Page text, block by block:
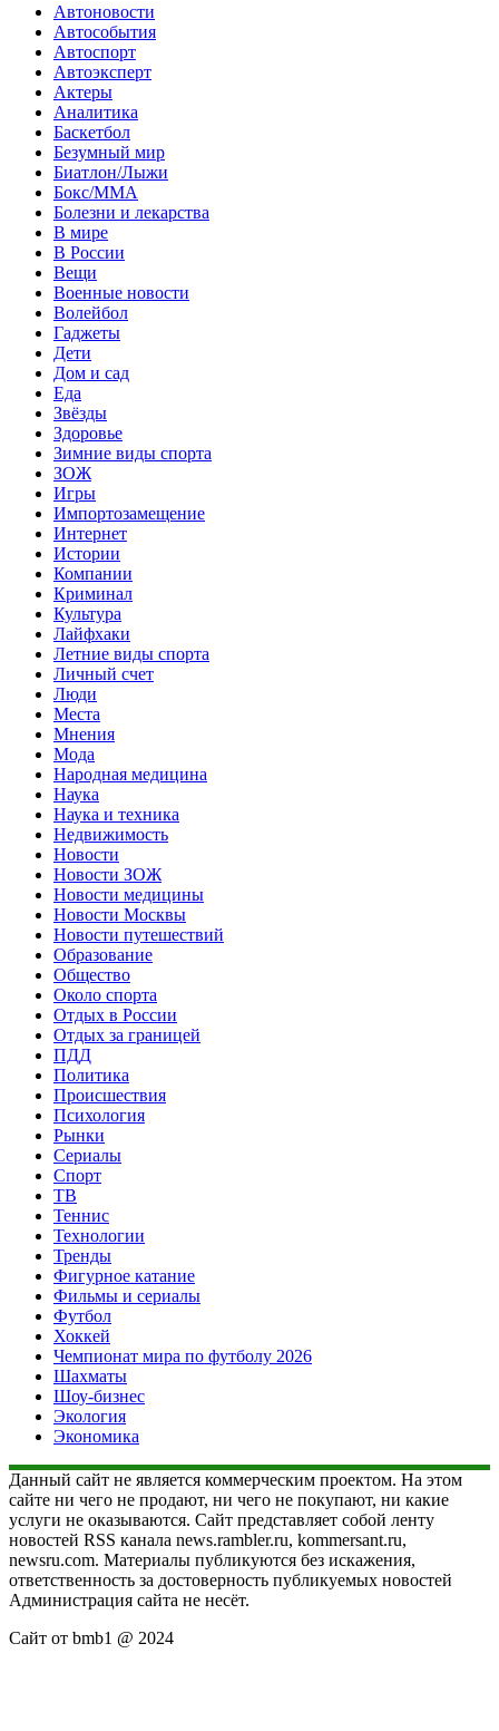
Автоновости
Автособытия
Автоспорт
Автоэксперт
Актеры
Аналитика
Баскетбол
Безумный мир
Биатлон/Лыжи
Бокс/MMA
Болезни и лекарства
В мире
В России
Вещи
Военные новости
Волейбол
Гаджеты
Дети
Дом и сад
Еда
Звёзды
Здоровье
Зимние виды спорта
ЗОЖ
Игры
Импортозамещение
Интернет
Истории
Компании
Криминал
Культура
Лайфхаки
Летние виды спорта
Личный счет
Люди
Места
Мнения
Мода
Народная медицина
Наука
Наука и техника
Недвижимость
Новости
Новости ЗОЖ
Новости медицины
Новости Москвы
Новости путешествий
Образование
Общество
Около спорта
Отдых в России
Отдых за границей
ПДД
Политика
Происшествия
Психология
Рынки
Сериалы
Спорт
ТВ
Теннис
Технологии
Тренды
Фигурное катание
Фильмы и сериалы
Футбол
Хоккей
Чемпионат мира по футболу 2026
Шахматы
Шоу-бизнес
Экология
Экономика
Данный сайт не является коммерческим проектом. На этом
сайте ни чего не продают, ни чего не покупают, ни какие
услуги не оказываются. Сайт представляет собой ленту
новостей RSS канала news.rambler.ru, kommersant.ru,
newsru.com. Материалы публикуются без искажения,
ответственность за достоверность публикуемых новостей
Администрация сайта не несёт.
Сайт от bmb1 @ 2024